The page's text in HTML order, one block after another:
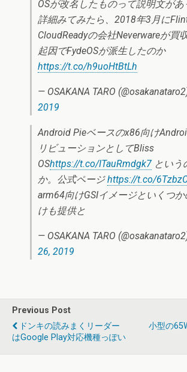
OSが改名したものって説明文があ
詳細みてみたら、2018年3月に
CloudReadyの会社Neverwareが買
起因でFydeOSが派生したのか
https://t.co/h9uoHtBtLh
— OSAKANA TARO
2019
Android Pieベースのx86向け
リビューションとしてBliss
OShttps://t.co/ITauRmdgk7 という
か。公式ページhttps://t.co/
arm64向けGSIイメージといくつ
けも提供と
— OSAKANA TARO
26, 2019
Previous Post
ドンキの読みまくリーダー
はGoogle Play対応機種っぽい
小型の